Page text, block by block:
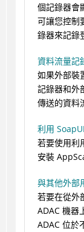
個記錄器會
可讓您控制
錄器來記錄
資料流量記
如果外部裝
記錄器和外
傳送的資料
利用
若要使用利
安裝
與其他外部
若要在從外
ADAC 機器
ADAC 位於